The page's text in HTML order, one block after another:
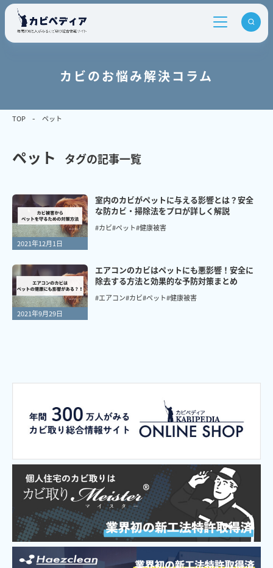
カビのお悩み解決コラム
TOP ペット
ペット タグの記事一覧
2021年12月1日
室内のカビがペットに与える影響とは？安全
な防カビ・掃除法をプロが詳しく解説
#カビ#ペット#健康被害
2021年9月29日
エアコンのカビはペットにも悪影響！安全に
除去する方法と効果的な予防対策まとめ
#エアコン#カビ#ペット#健康被害